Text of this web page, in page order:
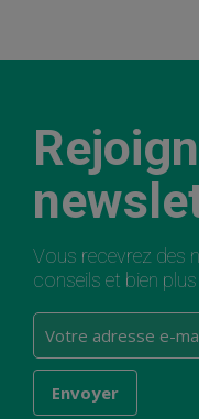
Vous recevrez des
conseils et bien